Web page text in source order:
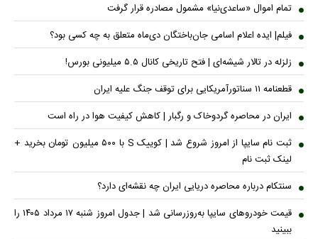
تمام اموال «ساعدی‌نیا» مشمول مصادره قرار گرفت
فیلم| ایده اعلام اسامی جان‌باختگان دی‌ماه متعلق به چه کسی بود؟
زلزله در تالار شیشه‌ای | فتح تاریخی کانال ۵.۵ میلیونی بورس!
قطعنامه ۱۱ سناتورآمریکایی برای توقف جنگ علیه ایران
ایران در محاصره گردوخاک و رگبار | کاهش کیفیت هوا در راه است
ثبت نام سایپا از امروز شروع شد | کوییک S با ۵۰۰ میلیون تومان بخرید +
لینک ثبت نام
سنتکام درباره محاصره دریایی ایران چه نقشه‌ای دارد؟
قیمت خودرو‌های سایپا به‌روز‌رسانی شد | جدول امروز شنبه ۱۷ مرداد ۱۴۰۵ را
ببینید